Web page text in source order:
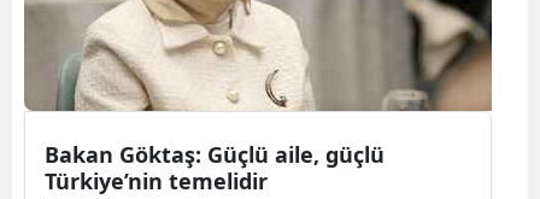
Yozgat
Zonguldak
Aksaray
Bakan Göktaş: Güçlü aile, güçlü
Türkiye’nin temelidir